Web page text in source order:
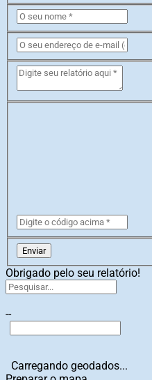
Enviar
Obrigado pelo seu relatório!
--
Carregando geodados...